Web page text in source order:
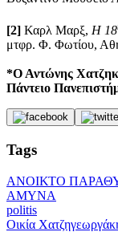
[2] Καρλ Μαρξ, Η 18
μτφρ. Φ. Φωτίου,
*Ο Αντώνης
Πάντειο
Tags
ΑΝΟΙΚΤΟ
ΑΜΥΝΑ
politis
Οικία